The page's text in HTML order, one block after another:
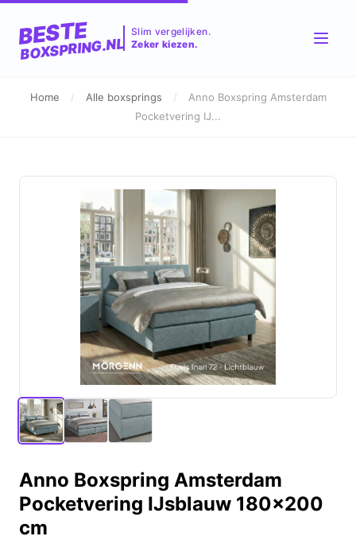
BESTE
BOXSPRING.NL
Slim vergelijken.
Zeker kiezen.
Home / Alle boxsprings /
Anno Boxspring Amsterdam
Pocketvering IJ...
Anno Boxspring Amsterdam
Pocketvering IJsblauw 180x200
cm